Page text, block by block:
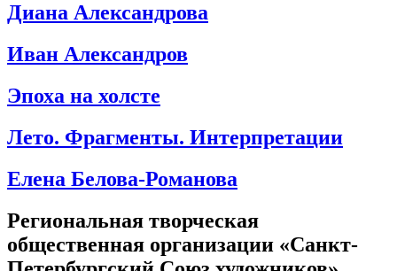
Диана Александрова
Иван Александров
Эпоха на холсте
Лето. Фрагменты. Интерпретации
Елена Белова-Романова
Региональная творческая
общественная организации «Санкт-